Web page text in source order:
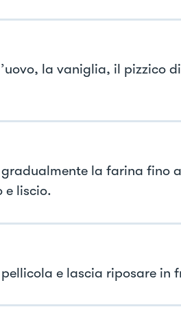
la vaniglia, il pizzico
la farina fino
e liscio.
e lascia riposare in